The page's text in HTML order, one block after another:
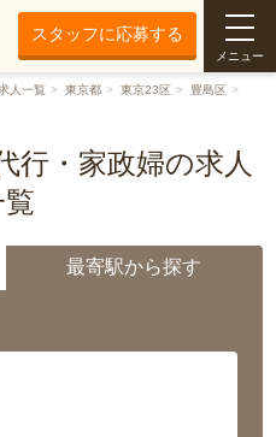
スタッフに応募する
メニュー
人一覧 東京都 東京23区
豊島区
行・家政婦の求人
覧
最寄駅から探す